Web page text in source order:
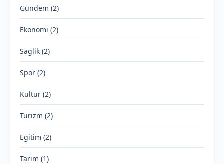
Gundem (2)
Ekonomi (2)
Saglik (2)
Spor (2)
Kultur (2)
Turizm (2)
Egitim (2)
Tarim (1)